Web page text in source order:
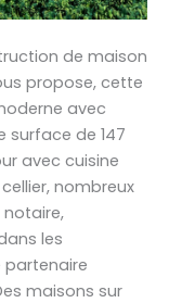
de maison
propose, cette
avec
surface de 147
avec cuisine
nombreux
les
partenaire
maisons sur